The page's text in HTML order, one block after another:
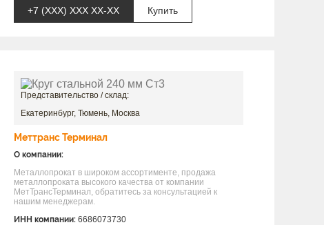
+7 (XXX) ХХХ ХХ-ХХ Купить
Представительство / склад:
Екатеринбург, Тюмень, Москва
Меттранс Терминал
О компании:
Металлопрокат в широком ассортименте, продажа
металлопроката высокого качества от компании
МетТрансТерминал, обратитесь за консультацией к
нашим менеджерам.
ИНН компании: 6686073730